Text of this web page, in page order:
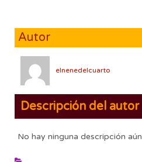
Autor
elnenedelcuarto
Descripción del autor
No hay ninguna descripción aún